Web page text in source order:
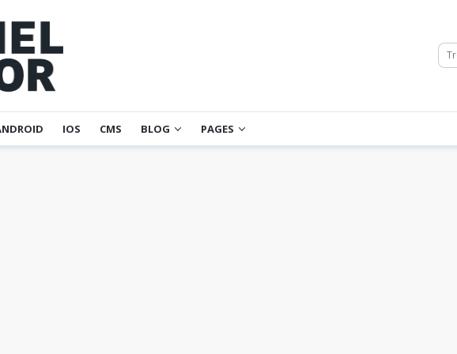
IOS CMS BLOG PAGES